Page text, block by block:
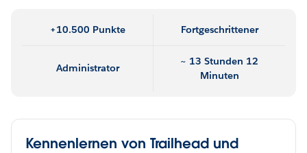
+10.500 Punkte Fortgeschrittener
Administrator
~ 13 Stunden 12
Minuten
Kennenlernen von Trailhead und